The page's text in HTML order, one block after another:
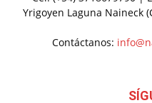
Yrigoyen Laguna Naineck
Contáctanos: